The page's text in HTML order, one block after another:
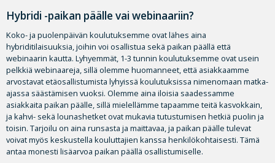
Hybridi -paikan päälle vai webinaariin?
Koko- ja puolenpäivän koulutuksemme ovat lähes aina
hybriditilaisuuksia, joihin voi osallistua sekä paikan päällä että
webinaarin kautta. Lyhyemmät, 1-3 tunnin koulutuksemme ovat usein
pelkkiä webinaareja, sillä olemme huomanneet, että asiakkaamme
arvostavat etäosallistumista lyhyissä koulutuksissa nimenomaan matka-
ajassa säästämisen vuoksi. Olemme aina iloisia saadessamme
asiakkaita paikan päälle, sillä mielellämme tapaamme teitä kasvokkain,
ja kahvi- sekä lounashetket ovat mukavia tutustumisen hetkiä puolin ja
toisin. Tarjoilu on aina runsasta ja maittavaa, ja paikan päälle tulevat
voivat myös keskustella kouluttajien kanssa henkilökohtaisesti. Tämä
antaa monesti lisäarvoa paikan päällä osallistumiselle.